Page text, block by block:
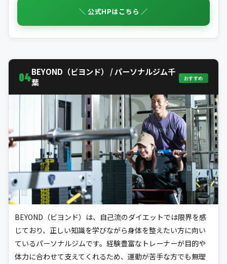
＼ 公式HPはこちら ／
04BEYOND（ビヨンド） / パーソナルジム千
葉
おすすめ
BEYOND（ビヨンド）は、自己流のダイエットでは限界を感
じており、正しい知識を学びながら身体を整えたい方に向い
ているパーソナルジムです。経験豊富なトレーナーが目的や
体力に合わせて支えてくれるため、運動が苦手な方でも無理